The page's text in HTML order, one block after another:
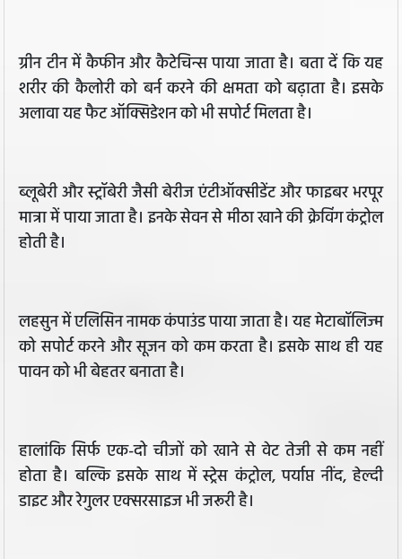
ग्रीन टीन में कैफीन और कैटेचिन्स पाया जाता है। बता दें कि यह
शरीर की कैलोरी को बर्न करने की क्षमता को बढ़ाता है। इसके
अलावा यह फैट ऑक्सिडेशन को भी सपोर्ट मिलता है।
ब्लूबेरी और स्ट्रॉबेरी जैसी बेरीज एंटीऑक्सीडेंट और फाइबर भरपूर
मात्रा में पाया जाता है। इनके सेवन से मीठा खाने की क्रेविंग कंट्रोल
होती है।
लहसुन में एलिसिन नामक कंपाउंड पाया जाता है। यह मेटाबॉलिज्म
को सपोर्ट करने और सूजन को कम करता है। इसके साथ ही यह
पावन को भी बेहतर बनाता है।
हालांकि सिर्फ एक-दो चीजों को खाने से वेट तेजी से कम नहीं
होता है। बल्कि इसके साथ में स्ट्रेस कंट्रोल, पर्याप्त नींद, हेल्दी
डाइट और रेगुलर एक्सरसाइज भी जरूरी है।